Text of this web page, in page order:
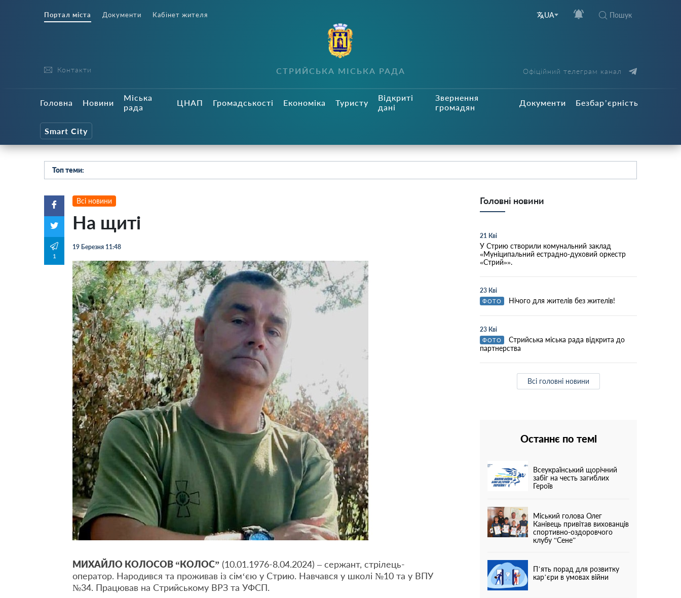
Портал міста Документи Кабінет жителя UA Пошук
Контакти СТРИЙСЬКА МІСЬКА РАДА Офіційний телеграм канал
Головна Новини
Міська
рада
ЦНАП Громадськості Економіка Туристу
Відкриті
дані
Звернення
громадян
Документи Безбар’єрність
Smart City
Топ теми:
1
Всі новини
На щиті
19 Березня 11:48
МИХАЙЛО КОЛОСОВ “КОЛОС” (10.01.1976-8.04.2024) – сержант, стрілець-
оператор. Народився та проживав із сім‘єю у Стрию. Навчався у школі №10 та у ВПУ
№34. Працював на Стрийському ВРЗ та УФСП.
Головні новини
21 Кві
У Стрию створили комунальний заклад
«Муніципальний естрадно-духовий оркестр
«Стрий»».
23 Кві
ФОТО Нічого для жителів без жителів!
23 Кві
ФОТО
Стрийська міська рада відкрита до
партнерства
Всі головні новини
Останнє по темі
Всеукраїнський щорічний
забіг на честь загиблих
Героїв
Міський голова Олег
Канівець привітав вихованців
спортивно-оздоровчого
клубу “Сене”
П’ять порад для розвитку
кар’єри в умовах війни